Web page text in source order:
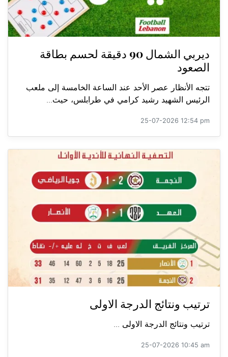
ديربي الشمال 90 دقيقة لحسم بطاقة
الصعود
تتجه الأنظار عصر الأحد عند الساعة الخامسة إلى ملعب
الرئيس الشهيد رشيد كرامي في طرابلس، حيث...
25-07-2026 12:54 pm
ترتيب ونتائج الدرجة الاولى
ترتيب ونتائج الدرجة الاولى ...
25-07-2026 10:45 am